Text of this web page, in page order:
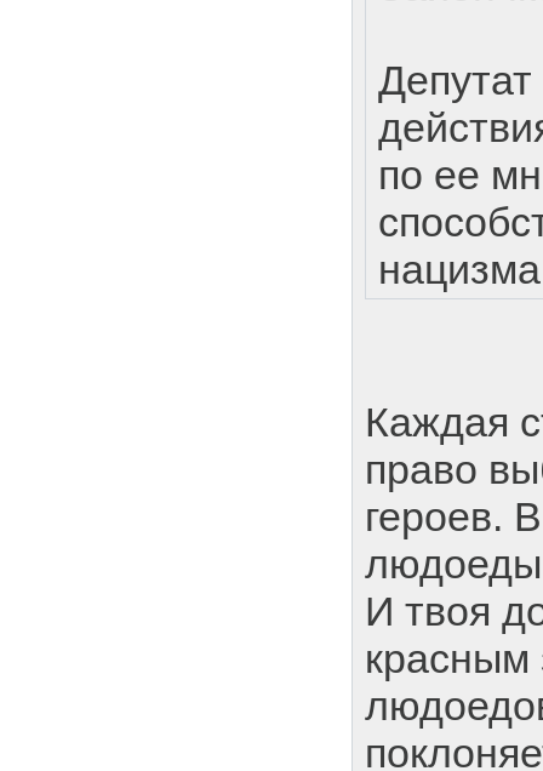
по ее
Каждая
право
героев.
И твоя